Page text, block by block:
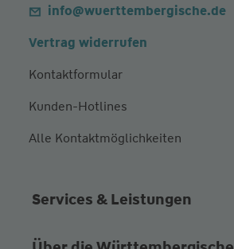
info@wuerttembergische.de
Vertrag widerrufen
Kontaktformular
Kunden-Hotlines
Alle Kontaktmöglichkeiten
Services & Leistungen